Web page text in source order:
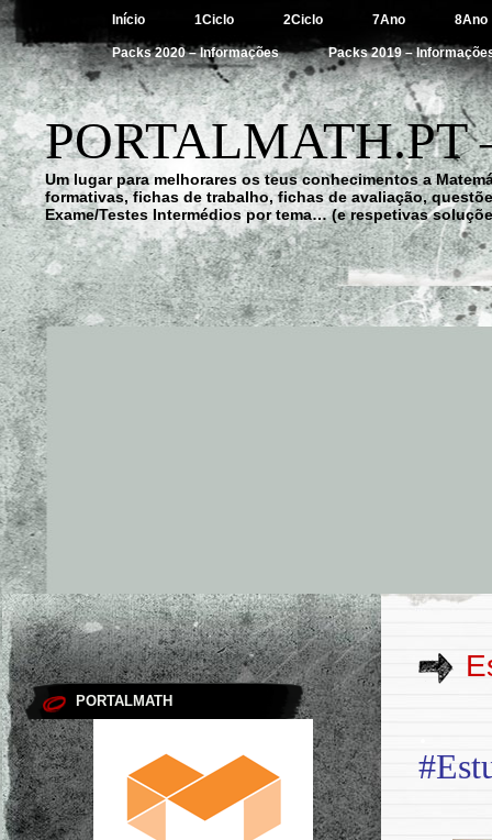
Início 1Ciclo 2Ciclo 7Ano 8Ano
Packs 2020 – Informações Packs 2019 –
Um lugar para melhorares os teus conhecimentos a
formativas, fichas de trabalho, fichas de avaliação,
Exame/Testes Intermédios por tema… (e respetivas
PORTALMATH